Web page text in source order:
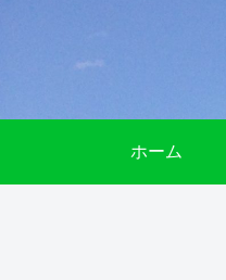
ホーム